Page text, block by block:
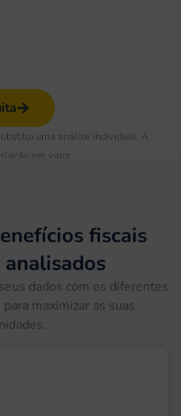
uma análise individual. A
em vigor.
fiscais
dados com os diferentes
maximizar as suas